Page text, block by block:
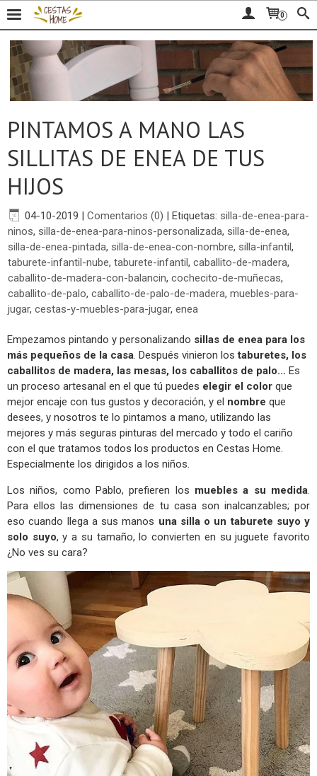
0
PINTAMOS A MANO LAS
SILLITAS DE ENEA DE TUS
HIJOS
04-10-2019 | Comentarios (0) | Etiquetas: silla-de-enea-para-
ninos, silla-de-enea-para-ninos-personalizada, silla-de-enea,
silla-de-enea-pintada, silla-de-enea-con-nombre, silla-infantil,
taburete-infantil-nube, taburete-infantil, caballito-de-madera,
caballito-de-madera-con-balancin, cochecito-de-muñecas,
caballito-de-palo, caballito-de-palo-de-madera, muebles-para-
jugar, cestas-y-muebles-para-jugar, enea
Empezamos pintando y personalizando sillas de enea para los
más pequeños de la casa. Después vinieron lostaburetes, los
caballitos de madera, las mesas, los caballitos de palo... Es
un proceso artesanal en el que tú puedes elegir el color que
mejor encaje con tus gustos y decoración, y el nombre que
desees, y nosotros te lo pintamos a mano, utilizando las
mejores y más seguras pinturas del mercado y todo el cariño
con el que tratamos todos los productos en Cestas Home.
Especialmente los dirigidos a los niños.
Los niños, como Pablo, prefieren los muebles a su medida.
Para ellos las dimensiones de tu casa son inalcanzables; por
eso cuando llega a sus manos una silla o un taburete suyo y
solo suyo, y a su tamaño, lo convierten en su juguete favorito
¿No ves su cara?